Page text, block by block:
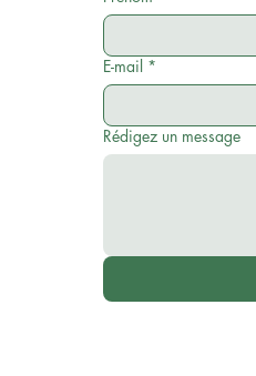
E-mail *
Rédigez un message